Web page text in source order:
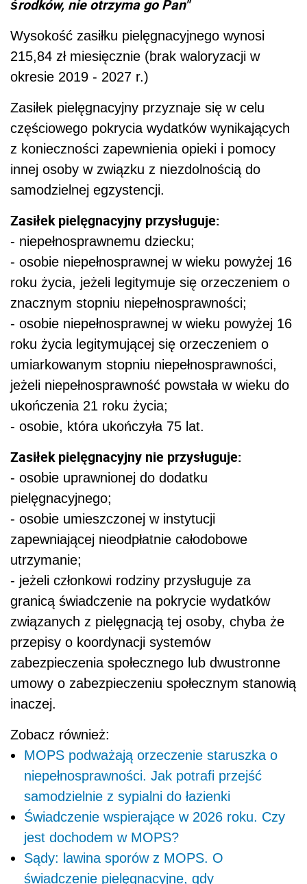
środków, nie otrzyma go Pan"
Wysokość zasiłku pielęgnacyjnego wynosi
215,84 zł miesięcznie (brak waloryzacji w
okresie 2019 - 2027 r.)
Zasiłek pielęgnacyjny przyznaje się w celu
częściowego pokrycia wydatków wynikających
z konieczności zapewnienia opieki i pomocy
innej osoby w związku z niezdolnością do
samodzielnej egzystencji.
Zasiłek pielęgnacyjny przysługuje:
- niepełnosprawnemu dziecku;
- osobie niepełnosprawnej w wieku powyżej 16
roku życia, jeżeli legitymuje się orzeczeniem o
znacznym stopniu niepełnosprawności;
- osobie niepełnosprawnej w wieku powyżej 16
roku życia legitymującej się orzeczeniem o
umiarkowanym stopniu niepełnosprawności,
jeżeli niepełnosprawność powstała w wieku do
ukończenia 21 roku życia;
- osobie, która ukończyła 75 lat.
Zasiłek pielęgnacyjny nie przysługuje:
- osobie uprawnionej do dodatku
pielęgnacyjnego;
- osobie umieszczonej w instytucji
zapewniającej nieodpłatnie całodobowe
utrzymanie;
- jeżeli członkowi rodziny przysługuje za
granicą świadczenie na pokrycie wydatków
związanych z pielęgnacją tej osoby, chyba że
przepisy o koordynacji systemów
zabezpieczenia społecznego lub dwustronne
umowy o zabezpieczeniu społecznym stanowią
inaczej.
Zobacz również:
MOPS podważają orzeczenie staruszka o
niepełnosprawności. Jak potrafi przejść
samodzielnie z sypialni do łazienki
Świadczenie wspierające w 2026 roku. Czy
jest dochodem w MOPS?
Sądy: lawina sporów z MOPS. O
świadczenie pielęgnacyjne, gdy